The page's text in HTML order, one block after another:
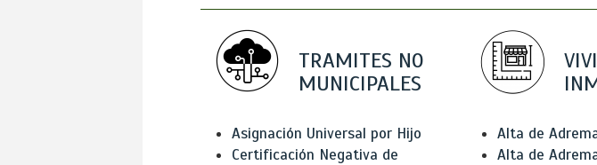
TRAMITES NO
MUNICIPALES
Asignación Universal por Hijo
Certificación Negativa de
Alta de
Alta de